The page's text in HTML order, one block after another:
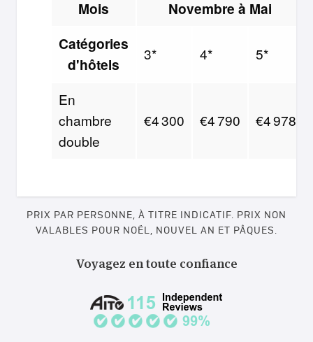
Mois
Novembre à Mai
Catégories
d'hôtels
3* 4* 5*
En
chambre
double
€4 300 €4 790 €4 978
PRIX PAR PERSONNE, À TITRE INDICATIF. PRIX NON
VALABLES POUR NOËL, NOUVEL AN ET PÂQUES.
Voyagez en toute confiance